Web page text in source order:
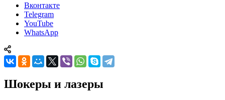
Вконтакте
Telegram
YouTube
WhatsApp
Шокеры и лазеры